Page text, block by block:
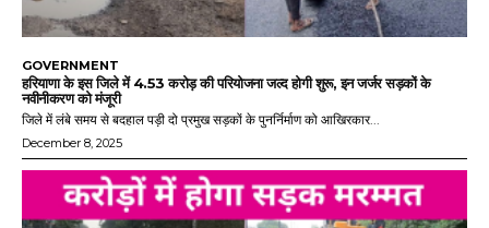
GOVERNMENT
हरियाणा के इस जिले में 4.53 करोड़ की परियोजना जल्द होगी शुरू, इन जर्जर सड़कों के
नवीनीकरण को मंजूरी
जिले में लंबे समय से बदहाल पड़ी दो प्रमुख सड़कों के पुनर्निर्माण को आखिरकार...
December 8, 2025